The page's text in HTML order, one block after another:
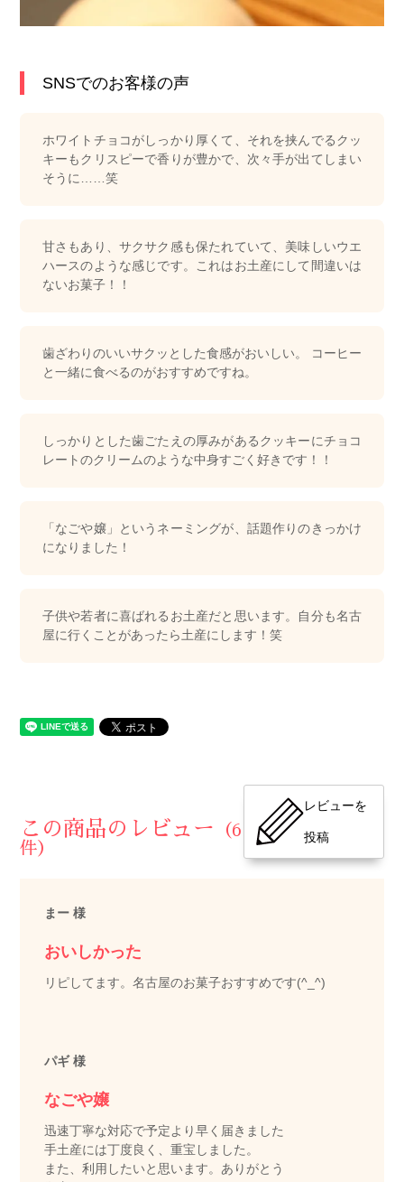
SNSでのお客様の声
ホワイトチョコがしっかり厚くて、それを挟んでるクッ
キーもクリスピーで香りが豊かで、次々手が出てしまい
そうに……笑
甘さもあり、サクサク感も保たれていて、美味しいウエ
ハースのような感じです。これはお土産にして間違いは
ないお菓子！！
歯ざわりのいいサクッとした食感がおいしい。 コーヒー
と一緒に食べるのがおすすめですね。
しっかりとした歯ごたえの厚みがあるクッキーにチョコ
レートのクリームのような中身すごく好きです！！
「なごや嬢」というネーミングが、話題作りのきっかけ
になりました！
子供や若者に喜ばれるお土産だと思います。自分も名古
屋に行くことがあったら土産にします！笑
この商品のレビュー （6
件）
レビューを
投稿
まー 様
おいしかった
リピしてます。名古屋のお菓子おすすめです(^_^)
パギ 様
なごや嬢
迅速丁寧な対応で予定より早く届きました
手土産には丁度良く、重宝しました。
また、利用したいと思います。ありがとう